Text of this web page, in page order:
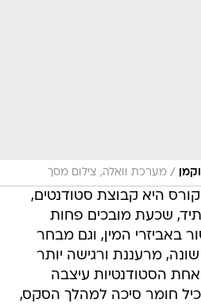
/ מערכת וואלה, צילום מסך
היא קבוצת סטודנטים,
שכעת מובכים פחות
באביזרי המין, וגם מבחר
מרעננת ורגישה יותר
הסטודנטיות עיצבה
חומר סיכה למהלך הסקס,